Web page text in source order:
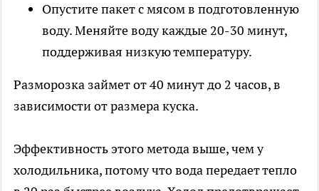
Опустите пакет с мясом в подготовленную
воду. Меняйте воду каждые 20-30 минут,
поддерживая низкую температуру.
Разморозка займет от 40 минут до 2 часов, в
зависимости от размера куска.
Эффективность этого метода выше, чем у
холодильника, потому что вода передает тепло